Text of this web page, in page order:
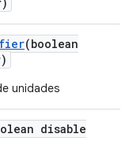
(boolean
unidades
disable